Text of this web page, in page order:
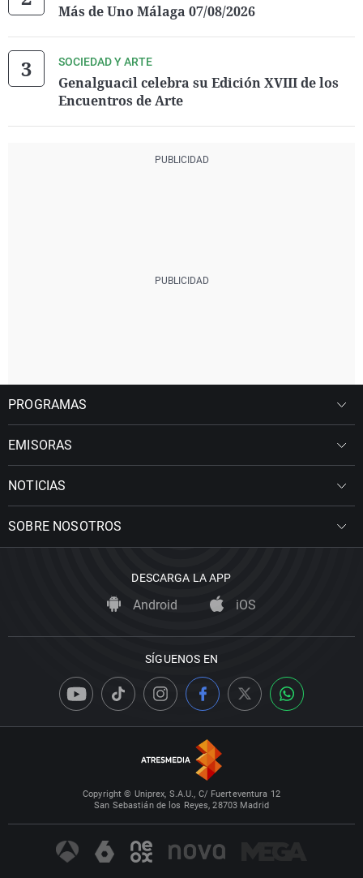
Más de Uno Málaga 07/08/2026
SOCIEDAD Y ARTE
Genalguacil celebra su Edición XVIII de los
Encuentros de Arte
PROGRAMAS
EMISORAS
NOTICIAS
SOBRE NOSOTROS
DESCARGA LA APP
Android iOS
SÍGUENOS EN
Copyright © Uniprex, S.A.U., C/ Fuerteventura 12
San Sebastián de los Reyes, 28703 Madrid